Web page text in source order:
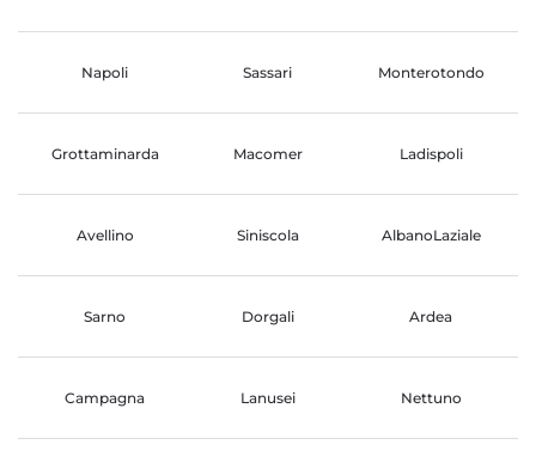
Napoli Sassari Monterotondo
Grottaminarda Macomer Ladispoli
Avellino Siniscola AlbanoLaziale
Sarno Dorgali Ardea
Campagna Lanusei Nettuno